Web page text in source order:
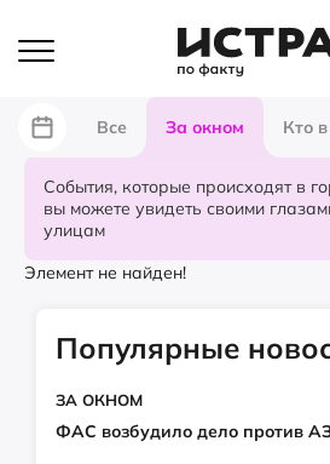
Все За окном Кто в
События, которые происходят в
вы можете увидеть своими
улицам
Элемент не найден!
Популярные
ЗА ОКНОМ
ФАС возбудило дело против